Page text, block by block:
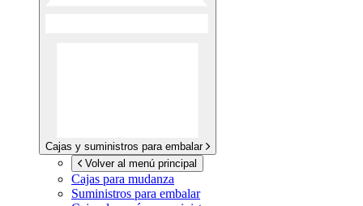
Cajas y suministros para embalar
Volver al menú principal
Cajas para mudanza
Suministros para embalar